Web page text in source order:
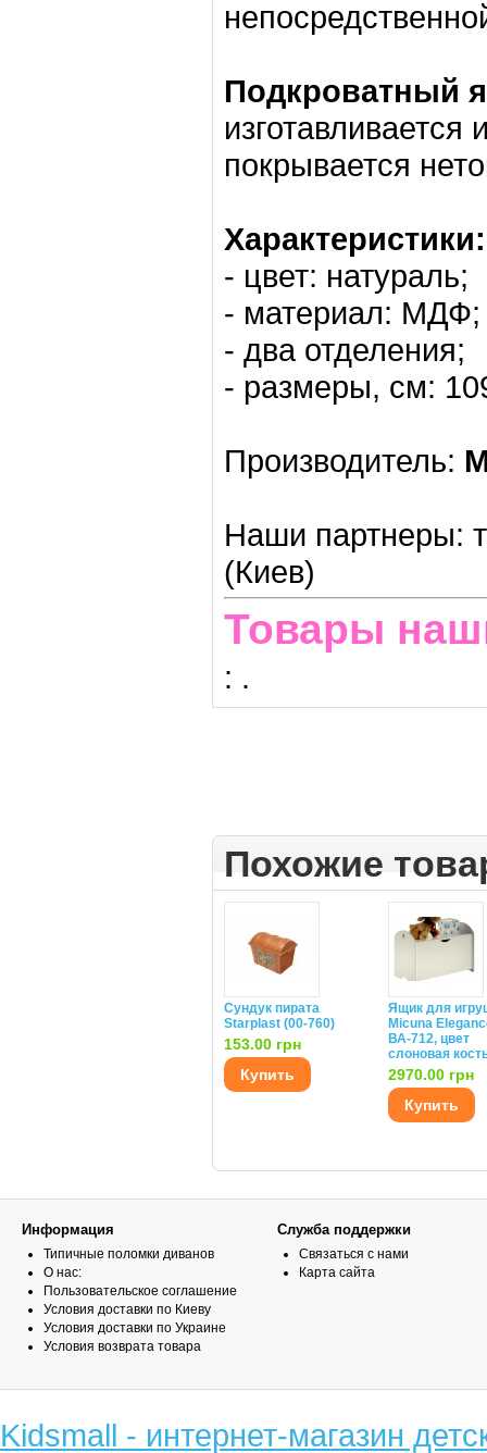
Подкроватный
изготавливается
покрывается
Характеристики:
- цвет: натураль;
- материал: МДФ;
- два отделения;
- размеры, см:
Производитель:
Наши партнеры:
(Киев)
Товары
: .
Похожие
Сундук пирата
Starplast (00-760)
153.00 грн
Купить
Ящик для
Micuna
ВА-712, цвет
слоновая
2970.00 грн
Купить
Информация
Типичные поломки диванов
О нас:
Пользовательское соглашение
Условия доставки по Киеву
Условия доставки по Украине
Условия возврата товара
Служба поддержки
Связаться с нами
Карта сайта
Kidsmall - интернет-магазин